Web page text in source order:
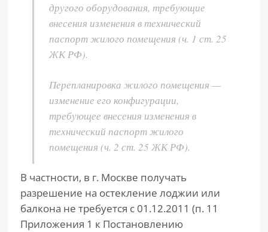
другого оборудования, требующие
внесения изменения в технический
паспорт жилого помещения (ч. 1 ст. 25
ЖК РФ).
Перепланировка жилого помещения —
изменение его конфигурации,
требующее внесения изменения в
технический паспорт жилого
помещения (ч. 2 ст. 25 ЖК РФ).
В частности, в г. Москве получать
разрешение на остекление лоджии или
балкона не требуется с 01.12.2011 (п. 11
Приложения 1 к Постановлению